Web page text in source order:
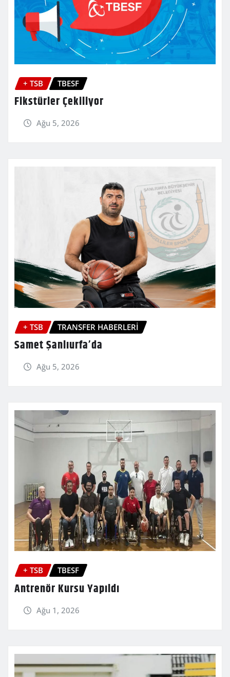
+ TSB TBESF
Fikstürler Çekiliyor
Ağu 5, 2026
+ TSB TRANSFER HABERLERİ
Samet Şanlıurfa’da
Ağu 5, 2026
+ TSB TBESF
Antrenör Kursu Yapıldı
Ağu 1, 2026